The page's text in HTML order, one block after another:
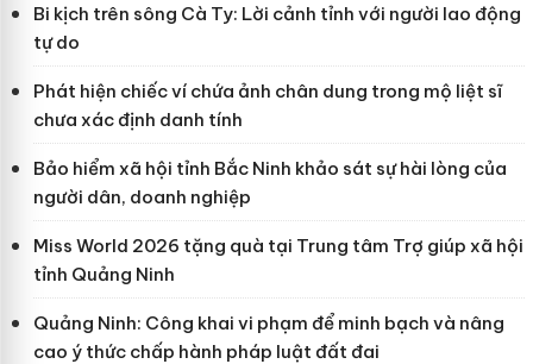
Bi kịch trên sông Cà Ty: Lời cảnh tỉnh với người lao động
tự do
Phát hiện chiếc ví chứa ảnh chân dung trong mộ liệt sĩ
chưa xác định danh tính
Bảo hiểm xã hội tỉnh Bắc Ninh khảo sát sự hài lòng của
người dân, doanh nghiệp
Miss World 2026 tặng quà tại Trung tâm Trợ giúp xã hội
tỉnh Quảng Ninh
Quảng Ninh: Công khai vi phạm để minh bạch và nâng
cao ý thức chấp hành pháp luật đất đai